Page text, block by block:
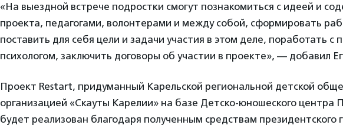
«На выездной встрече подростки смогут познакомиться с идеей и
проекта, педагогами, волонтерами и между собой, сформировать
поставить для себя цели и задачи участия в этом деле, поработать с
психологом, заключить договоры об участии в проекте», — добавил
Проект Restart, придуманный Карельской региональной детской
организацией «Скауты Карелии» на базе Детско-юношеского центра
будет реализован благодаря полученным средствам президентского